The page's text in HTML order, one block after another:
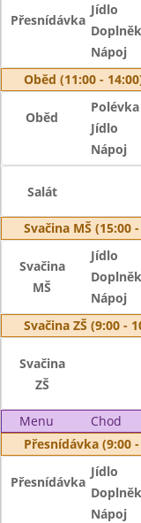
Přesnídávka
Jídlo
Doplněk
Nápoj
Oběd (11:00 -
Oběd
Polévka
Jídlo
Nápoj
Salát
Svačina MŠ (15:00
Svačina
MŠ
Jídlo
Doplněk
Nápoj
Svačina ZŠ (9:00 -
Svačina
ZŠ
Menu Chod
Přesnídávka (9:00
Přesnídávka
Jídlo
Doplněk
Nápoj